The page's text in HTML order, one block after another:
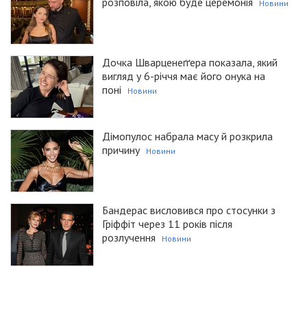
Новини
Дочка Шварценеґґера показала, який
вигляд у 6-річчя має його онука на
поні
Новини
Дімопулос набрала масу й розкрила
причину
Новини
Бандерас висловився про стосунки з
Гріффіт через 11 років після
розлучення
Новини